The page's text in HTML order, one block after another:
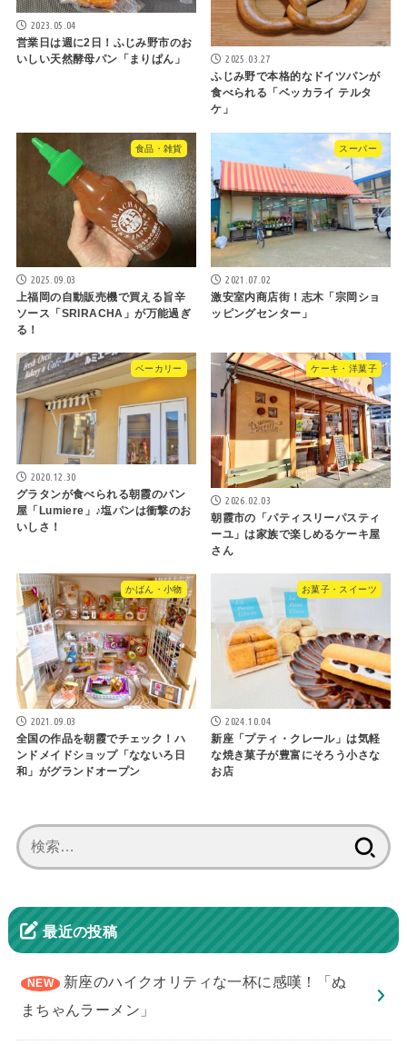
2023.05.04
営業日は週に2日！ふじみ野市のお
いしい天然酵母パン「まりぱん」
2025.03.27
ふじみ野で本格的なドイツパンが
食べられる「ベッカライ テルタ
ケ」
食品・雑貨
2025.09.03
上福岡の自動販売機で買える旨辛
ソース「SRIRACHA」が万能過ぎ
る！
スーパー
2021.07.02
激安室内商店街！志木「宗岡ショ
ッピングセンター」
ベーカリー
2020.12.30
グラタンが食べられる朝霞のパン
屋「Lumiere」♪塩パンは衝撃のお
いしさ！
ケーキ・洋菓子
2026.02.03
朝霞市の「パティスリーパスティ
ーユ」は家族で楽しめるケーキ屋
さん
かばん・小物
2021.09.03
全国の作品を朝霞でチェック！ハ
ンドメイドショップ「なないろ日
和」がグランドオープン
お菓子・スイーツ
2024.10.04
新座「プティ・クレール」は気軽
な焼き菓子が豊富にそろう小さな
お店
索:
最近の投稿
新座のハイクオリティな一杯に感嘆！「ぬ
まちゃんラーメン」